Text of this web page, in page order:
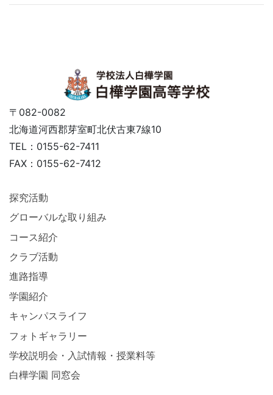
〒082-0082
北海道河西郡芽室町北伏古東7線10
TEL：0155-62-7411
FAX：0155-62-7412
探究活動
グローバルな取り組み
コース紹介
クラブ活動
進路指導
学園紹介
キャンパスライフ
フォトギャラリー
学校説明会・入試情報・授業料等
白樺学園 同窓会